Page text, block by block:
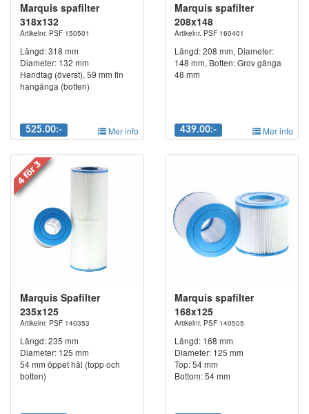
ca var 3e månad. Har du 2st. byter du var 6e månad osv. Det
man ska ta i beaktning är hur stor badbelastningen är.
Viktigaste är att alla badande tvättar sig ordentligt före och efter
bad.
Har du frågor om spabadsfilter går det givets bra att kontakta vårt
team. Bäst är att du mailar din fråga för snabbare
Marquis spafilter
318x132
Artikelnr. PSF 150501
Längd: 318 mm
Diameter: 132 mm
Handtag (överst), 59 mm fin
hangänga (botten)
525.00:- Mer info
Marquis spafilter
208x148
Artikelnr. PSF 160401
Längd: 208 mm, Diameter:
148 mm, Botten: Grov gänga
48 mm
439.00:- Mer info
Marquis Spafilter
235x125
Artikelnr. PSF 140353
Längd: 235 mm
Diameter: 125 mm
54 mm öppet hål (topp och
botten)
Marquis spafilter
168x125
Artikelnr. PSF 140505
Längd: 168 mm
Diameter: 125 mm
Top: 54 mm
Bottom: 54 mm